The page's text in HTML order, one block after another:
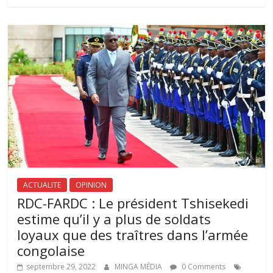
ACTUALITE OPINION
RDC-FARDC : Le président Tshisekedi
estime qu’il y a plus de soldats
loyaux que des traîtres dans l’armée
congolaise
septembre 29, 2022 MINGA MÉDIA
0 Comments